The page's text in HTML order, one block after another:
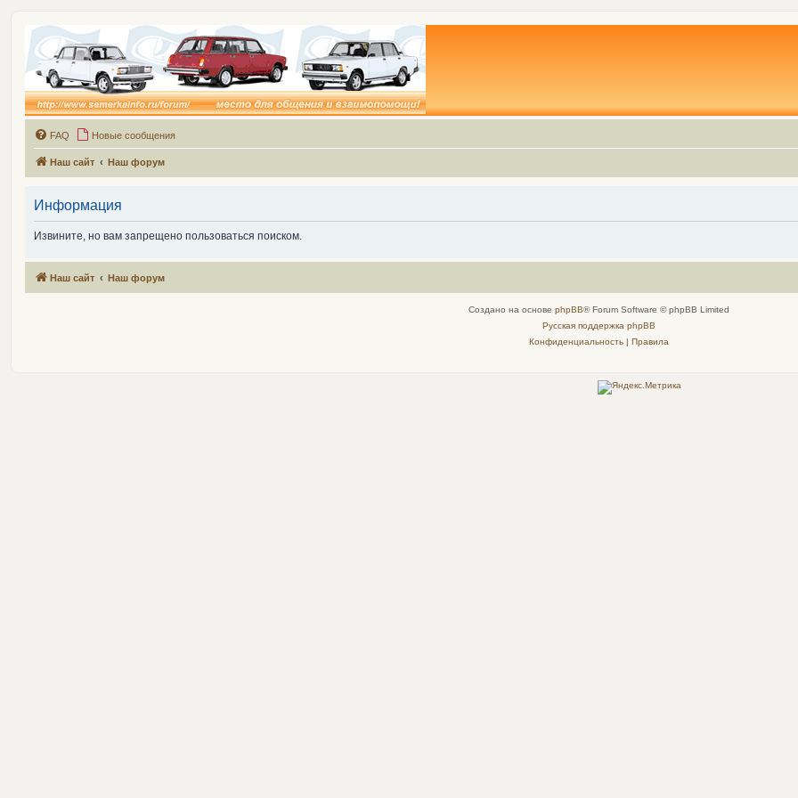
FAQ Новые сообщения
Наш сайт Наш форум
Информация
Извините, но вам запрещено пользоваться поиском.
Наш сайт Наш форум
Создано на основе phpBB® Forum Software © phpBB Limited
Русская поддержка phpBB
Конфиденциальность| Правила